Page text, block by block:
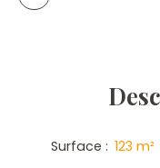
Surface : 123 m²